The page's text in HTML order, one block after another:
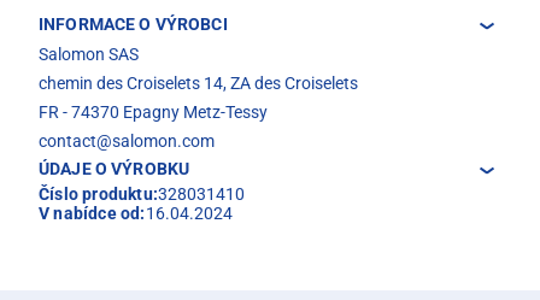
INFORMACE O VÝROBCI
Salomon SAS
chemin des Croiselets 14, ZA des Croiselets
FR - 74370 Epagny Metz-Tessy
contact@salomon.com
ÚDAJE O VÝROBKU
Číslo produktu:328031410
V nabídce od:16.04.2024